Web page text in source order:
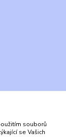
je společnost
souborů
se Vašich